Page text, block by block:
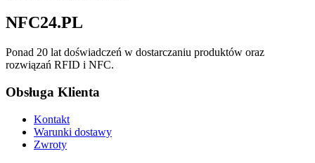
NFC24.PL
Ponad 20 lat doświadczeń w dostarczaniu produktów oraz
rozwiązań RFID i NFC.
Obsługa Klienta
Kontakt
Warunki dostawy
Zwroty